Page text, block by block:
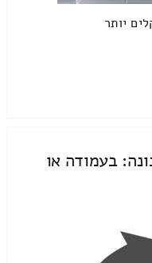
יותר
בעמודה או